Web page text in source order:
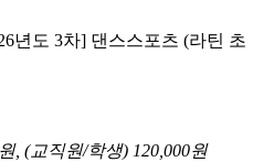
년도 3차] 댄스스포츠 (라틴 초
, (교직원/학생) 120,000원